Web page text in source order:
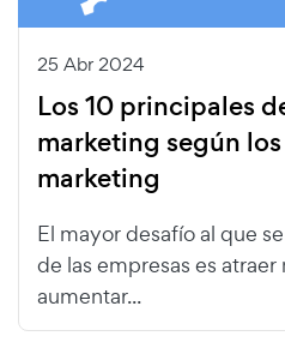
25 Abr 2024
Los 10 principales
marketing según
marketing
El mayor desafío al que
de las empresas es
aumentar...